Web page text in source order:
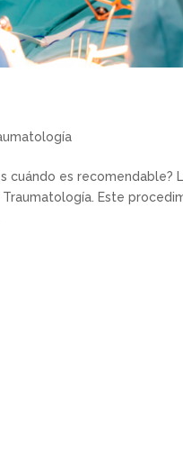
cuándo es recomendable?
Este